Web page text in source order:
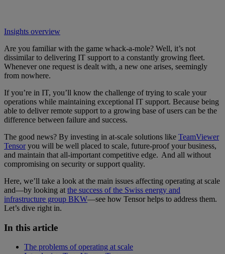
Insights overview
Are you familiar with the game whack-a-mole? Well, it’s not
dissimilar to delivering IT support to a constantly growing fleet.
Whenever one request is dealt with, a new one arises, seemingly
from nowhere.
If you’re in IT, you’ll know the challenge of trying to scale your
operations while maintaining exceptional IT support. Because being
able to deliver remote support to a growing base of users can be the
difference between failure and success.
The good news? By investing in at-scale solutions like TeamViewer
Tensoryou will be well placed to scale, future-proof your business,
and maintain that all-important competitive edge. And all without
compromising on security or support quality.
Here, we’ll take a look at the main issues affecting operating at scale
and—by looking at the success of the Swiss energy and
infrastructure group BKW—see how Tensor helps to address them.
Let’s dive right in.
In this article
The problems of operating at scale